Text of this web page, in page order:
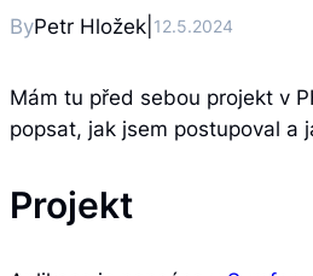
ByPetr Hložek 12.5.2024
Mám tu před sebou projekt v
popsat, jak jsem postupoval a
Projekt